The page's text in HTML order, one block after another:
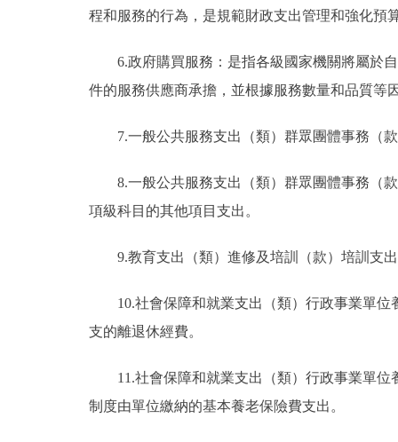
程和服務的行為，是規範財政支出管理和強化預
6.政府購買服務：是指各級國家機關將屬於
件的服務供應商承擔，並根據服務數量和品質等
7.一般公共服務支出（類）群眾團體事務（
8.一般公共服務支出（類）群眾團體事務（
項級科目的其他項目支出。
9.教育支出（類）進修及培訓（款）培訓支
10.社會保障和就業支出（類）行政事業單
支的離退休經費。
11.社會保障和就業支出（類）行政事業單
制度由單位繳納的基本養老保險費支出。